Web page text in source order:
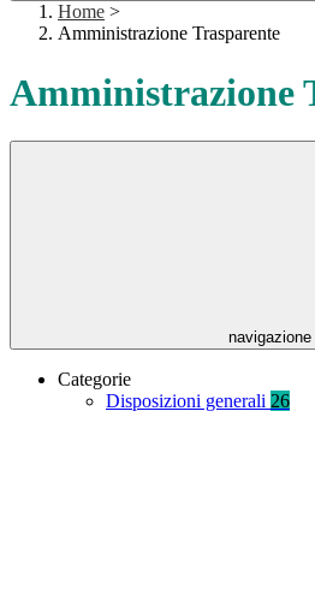
Home >
Amministrazione Trasparente
Amministrazione
navigazione
Categorie
Disposizioni generali 26